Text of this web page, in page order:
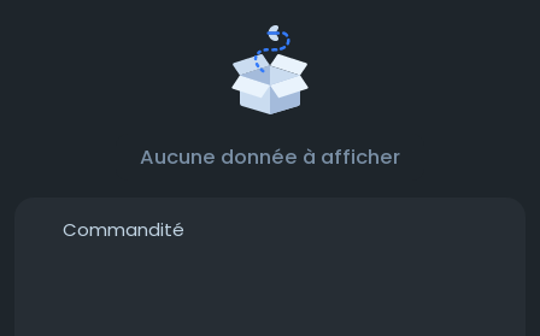
Aucune donnée à afficher
Commandité